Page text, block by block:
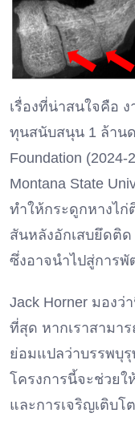
เรื่องที่น่าสนใจคือ
ทุนสนับสนุน 1 ล้าน
Foundation
Montana State
ทำให้กระดูกหางไ
สันหลังอักเสบยึดติด
ซึ่งอาจนำไปสู่การ
Jack Horner มอง
ที่สุด หากเราสามา
ย่อมแปลว่าบรรพบุ
โครงการนี้จะช่วยใ
และการเจริญเติบโ